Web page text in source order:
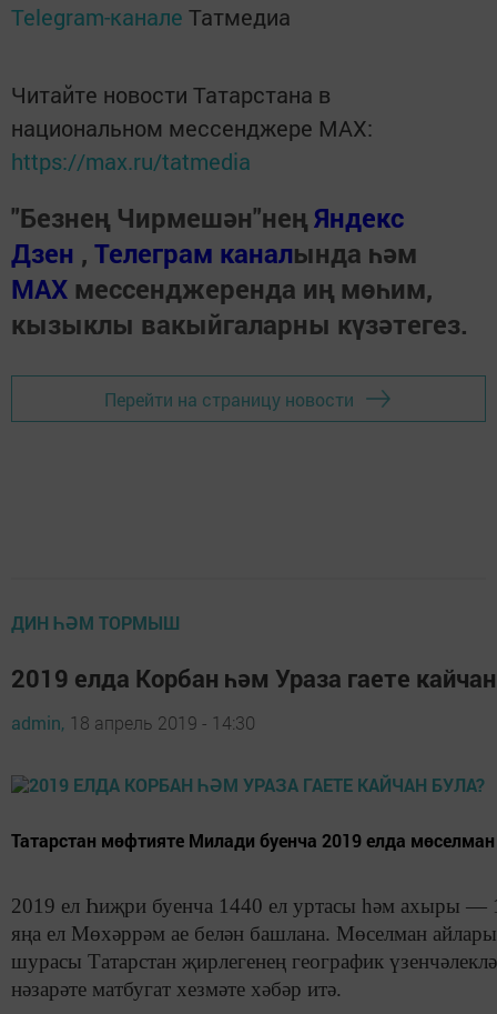
Telegram-канале Татмедиа
Читайте новости Татарстана в
национальном мессенджере MАХ:
https://max.ru/tatmedia
"Безнең Чирмешән"неңЯндекс
Дзен , Телеграм каналында һәм
МАХ мессенджеренда иң мөһим,
кызыклы вакыйгаларны күзәтегез.
Перейти на страницу новости
ДИН ҺӘМ ТОРМЫШ
2019 елда Корбан һәм Ураза гаете
admin, 18 апрель 2019 - 14:30
Татарстан мөфтияте Милади буенча 2019 елда
2019 ел Һиҗри буенча 1440 ел уртасы һәм ахыры —
яңа ел Мөхәррәм ае белән башлана. Мөселман
шурасы Татарстан җирлегенең географик
нәзарәте матбугат хезмәте хәбәр итә.